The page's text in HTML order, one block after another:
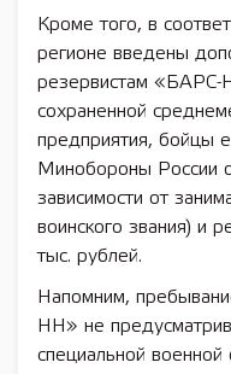
Кроме того, в
регионе введены
резервистам
сохраненной
предприятия, бойцы
Минобороны России
зависимости от
воинского звания) и
тыс. рублей.
Напомним,
НН» не
специальной